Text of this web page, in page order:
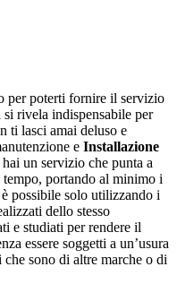
per poterti fornire il servizio
rivela indispensabile per
ti lasci amai deluso e
e Installazione
hai un servizio che punta a
portando al minimo i
possibile solo utilizzando i
dello stesso
e studiati per rendere il
essere soggetti a un’usura
sono di altre marche o di